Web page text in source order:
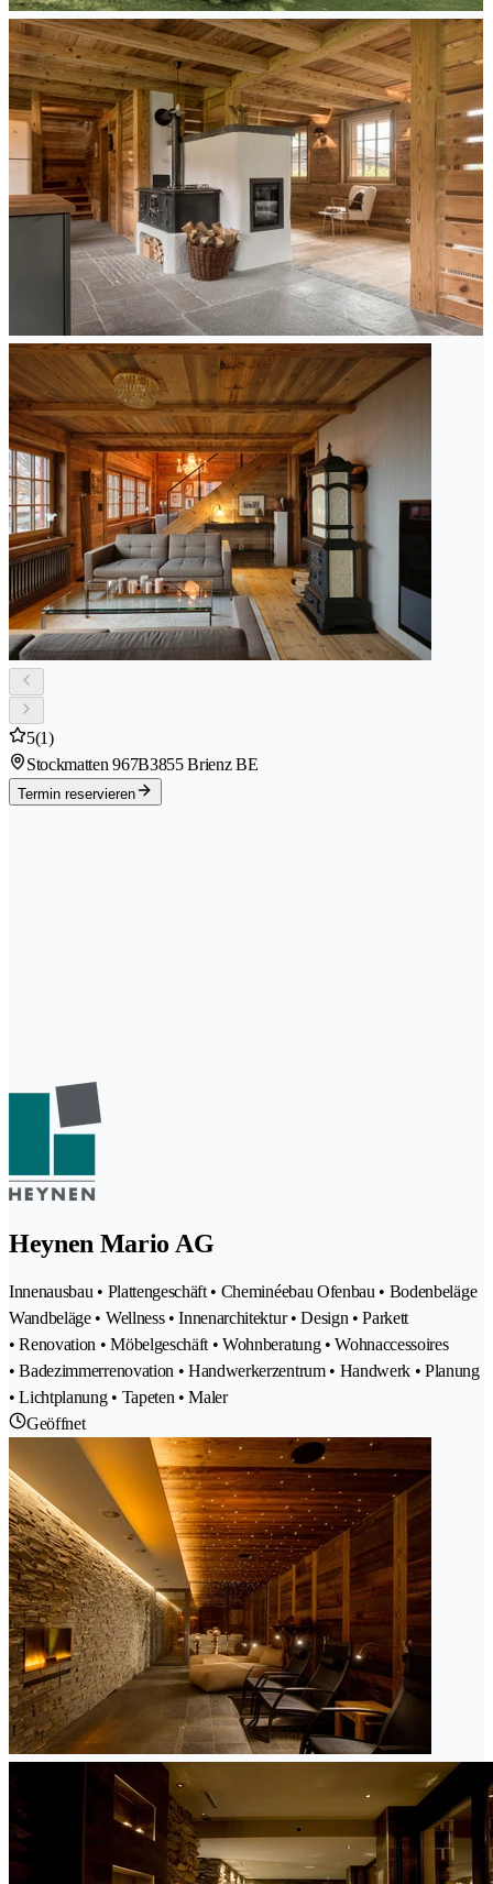
5(1)
Stockmatten 967B3855 Brienz BE
Termin reservieren
Heynen Mario AG
Innenausbau • Plattengeschäft • Cheminéebau Ofenbau • Bodenbeläge
Wandbeläge • Wellness • Innenarchitektur • Design • Parkett
• Renovation • Möbelgeschäft • Wohnberatung • Wohnaccessoires
• Badezimmerrenovation • Handwerkerzentrum • Handwerk • Planung
• Lichtplanung • Tapeten • Maler
Geöffnet